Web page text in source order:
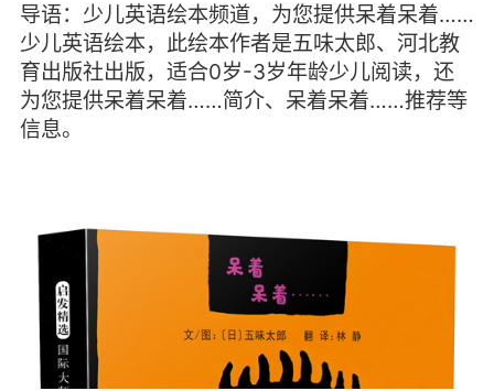
导语：少儿英语绘本频道，为您提供呆着呆着……
少儿英语绘本，此绘本作者是五味太郎、河北教
育出版社出版，适合0岁-3岁年龄少儿阅读，还
为您提供呆着呆着……简介、呆着呆着……推荐等
信息。